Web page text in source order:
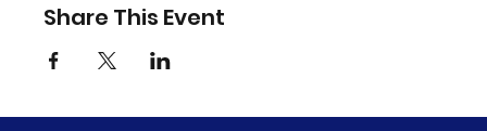
Share This Event